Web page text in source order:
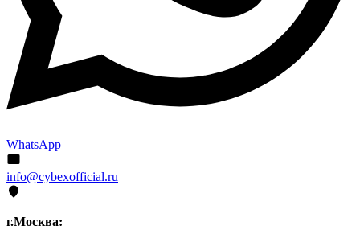
WhatsApp
info@cybexofficial.ru
г.Москва: